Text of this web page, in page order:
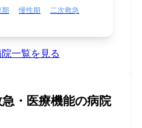
慢性期
二次救急
一覧を見る
・医療機能の病院